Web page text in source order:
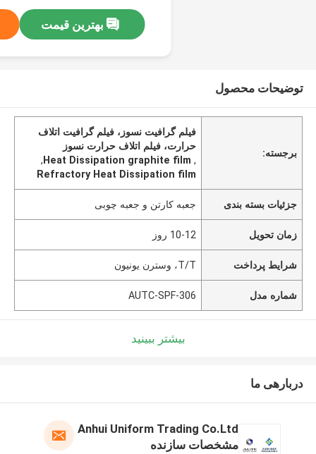
بهترین قیمت
توضیحات محصول
برجسته:
فیلم گرافیت نسوز، فیلم گرافیت اتلاف
حرارت، فیلم اتلاف حرارت نسوز
,
Heat Dissipation graphite film
,
Refractory Heat Dissipation film
جزئیات بسته بندی جعبه کارتن و جعبه چوبی
زمان تحویل 10-12 روز
شرایط پرداخت T/T، وسترن یونیون
شماره مدل AUTC-SPF-306
بیشتر ببینید
دربارهی ما
Anhui Uniform Trading Co.Ltd
مشخصات سازنده